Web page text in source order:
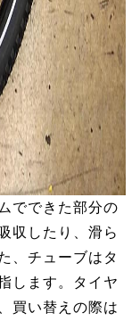
でできた部分の
収したり、滑ら
、チューブはタ
します。タイヤ
買い替えの際は